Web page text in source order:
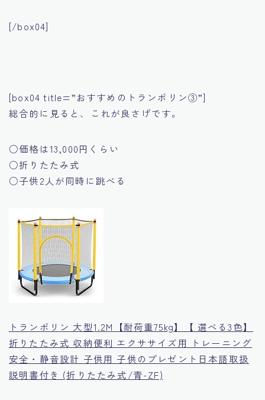
[/box04]
[box04 title=”おすすめのトランポリン③”]
総合的に見ると、これが良さげです。
○価格は13,000円くらい
○折りたたみ式
○子供2人が同時に跳べる
トランポリン 大型1.2M【耐荷重75kg】【 選べる3色】
折りたたみ式 収納便利 エクササイズ用 トレーニング
安全・静音設計 子供用 子供のプレゼント日本語取扱
説明書付き (折りたたみ式/青-ZF)